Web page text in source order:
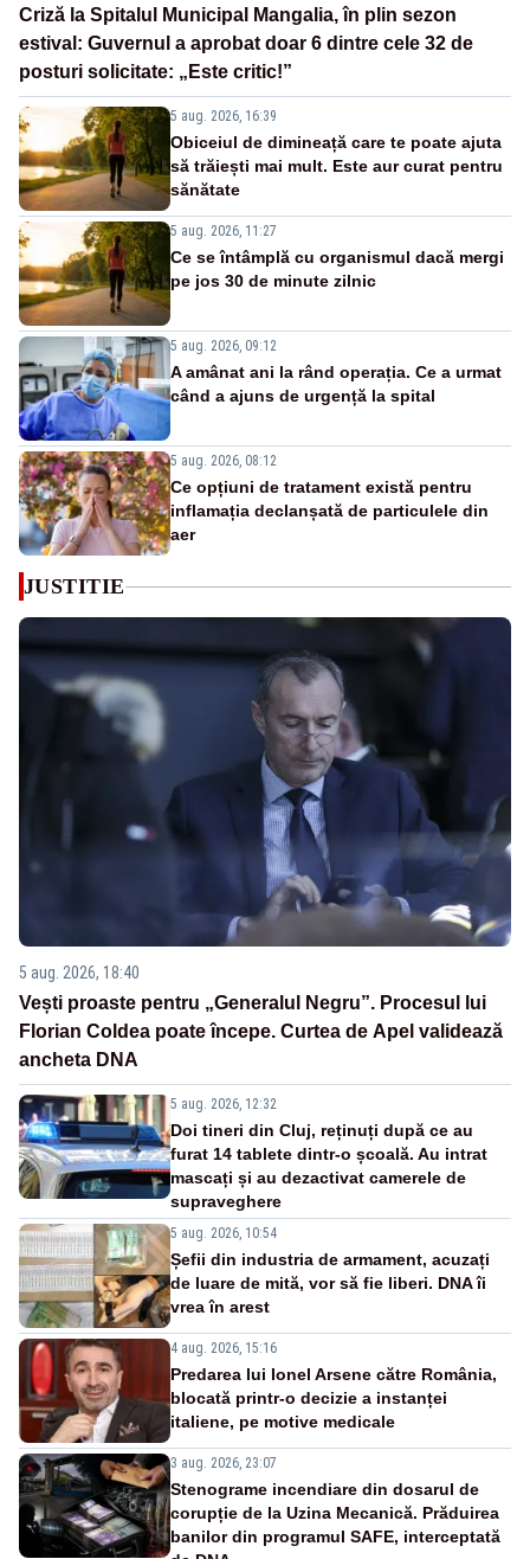
Criză la Spitalul Municipal Mangalia, în plin sezon
estival: Guvernul a aprobat doar 6 dintre cele 32 de
posturi solicitate: „Este critic!”
5 aug. 2026, 16:39
Obiceiul de dimineață care te poate ajuta
să trăiești mai mult. Este aur curat pentru
sănătate
5 aug. 2026, 11:27
Ce se întâmplă cu organismul dacă mergi
pe jos 30 de minute zilnic
5 aug. 2026, 09:12
A amânat ani la rând operația. Ce a urmat
când a ajuns de urgență la spital
5 aug. 2026, 08:12
Ce opțiuni de tratament există pentru
inflamația declanșată de particulele din
aer
JUSTITIE
5 aug. 2026, 18:40
Vești proaste pentru „Generalul Negru”. Procesul lui
Florian Coldea poate începe. Curtea de Apel validează
ancheta DNA
5 aug. 2026, 12:32
Doi tineri din Cluj, reținuți după ce au
furat 14 tablete dintr-o școală. Au intrat
mascați și au dezactivat camerele de
supraveghere
5 aug. 2026, 10:54
Șefii din industria de armament, acuzați
de luare de mită, vor să fie liberi. DNA îi
vrea în arest
4 aug. 2026, 15:16
Predarea lui Ionel Arsene către România,
blocată printr-o decizie a instanței
italiene, pe motive medicale
3 aug. 2026, 23:07
Stenograme incendiare din dosarul de
corupție de la Uzina Mecanică. Prăduirea
banilor din programul SAFE, interceptată